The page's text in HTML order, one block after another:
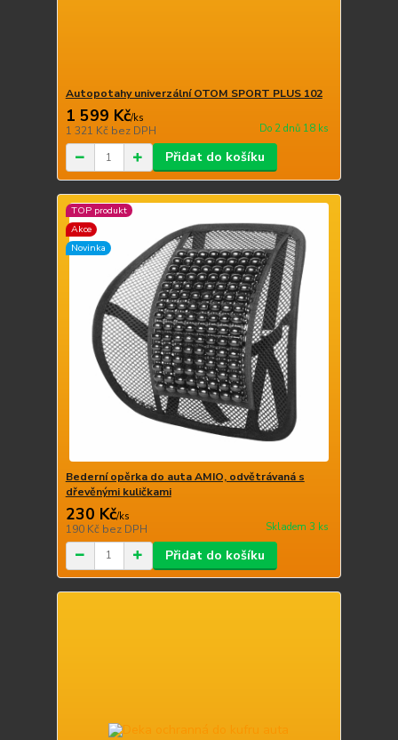
Autopotahy univerzální OTOM SPORT PLUS 102
1 599 Kč/ks
1 321 Kč bez DPH Do 2 dnů 18 ks
Přidat do košíku
TOP produkt
Akce
Novinka
Bederní opěrka do auta AMIO, odvětrávaná s
dřevěnými kuličkami
230 Kč/ks
190 Kč bez DPH Skladem 3 ks
Přidat do košíku